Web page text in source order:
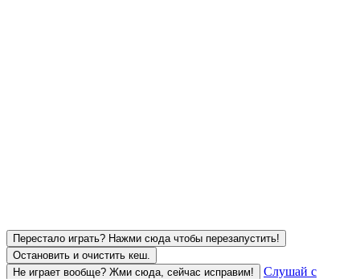
Перестало играть? Нажми сюда чтобы перезапустить!
Остановить и очистить кеш.
Не играет вообще? Жми сюда, сейчас исправим!
Слушай с